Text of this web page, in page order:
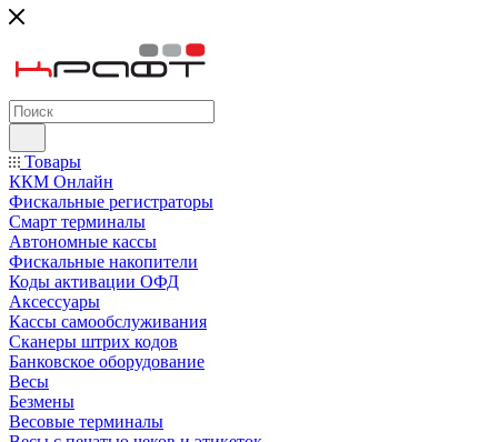
Товары
ККМ Онлайн
Фискальные регистраторы
Смарт терминалы
Автономные кассы
Фискальные накопители
Коды активации ОФД
Аксессуары
Кассы самообслуживания
Сканеры штрих кодов
Банковское оборудование
Весы
Безмены
Весовые терминалы